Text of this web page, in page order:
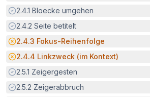
Erfüllt:
2.4.1 Bloecke umgehen
Erfüllt:
2.4.2 Seite betitelt
Potenzielle Barriere:
2.4.3 Fokus-Reihenfolge
Potenzielle Barriere:
2.4.4 Linkzweck (im Kontext)
Erfüllt:
2.5.1 Zeigergesten
Erfüllt:
2.5.2 Zeigerabbruch